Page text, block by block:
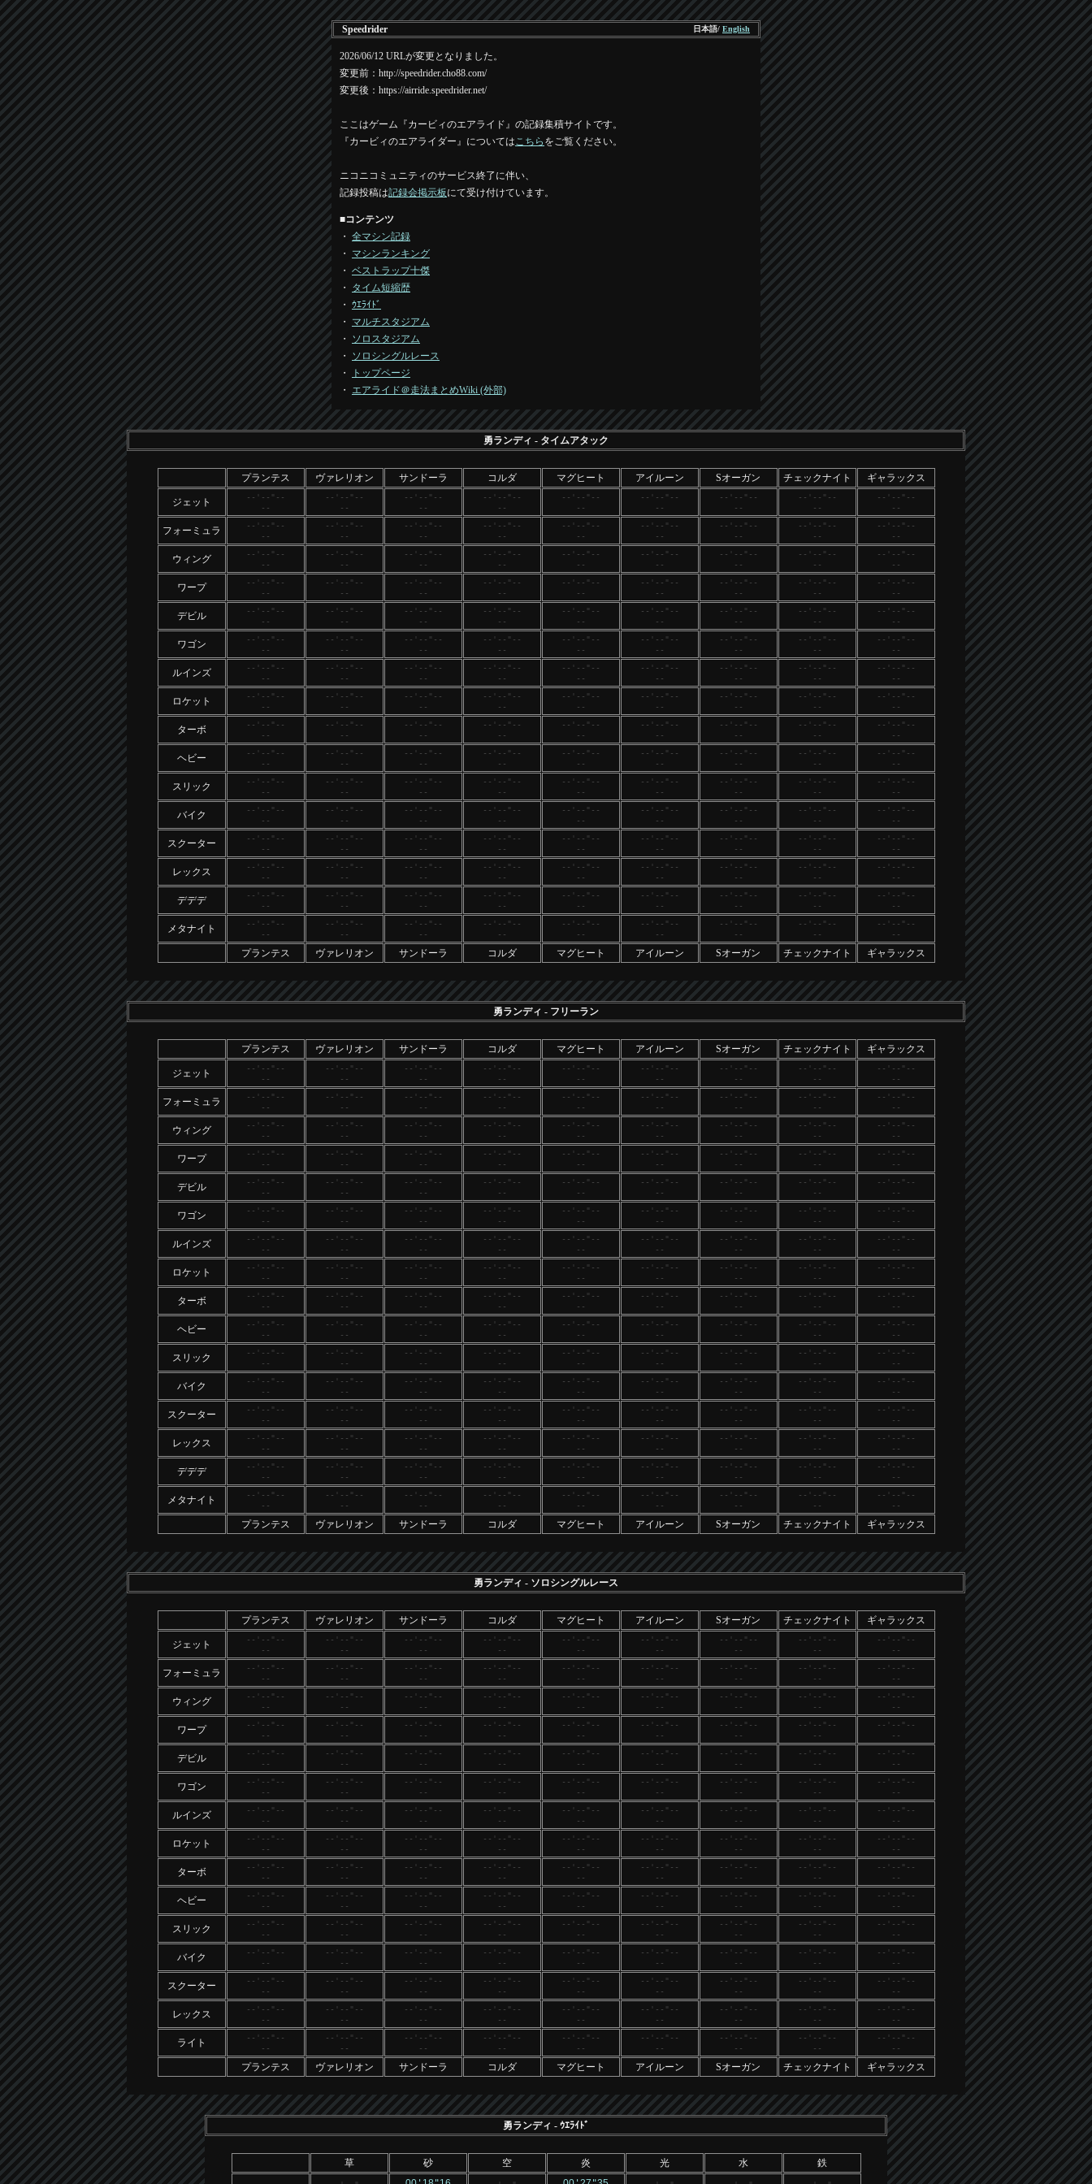
Speedrider 日本語/ English
2026/06/12 URLが変更となりました。
変更前：http://speedrider.cho88.com/
変更後：https://airride.speedrider.net/
ここはゲーム『カービィのエアライド』の記録集積サイトです。
『カービィのエアライダー』についてはこちら をご覧ください。
ニコニコミュニティのサービス終了に伴い、
記録投稿は記録会掲示板にて受け付けています。
■コンテンツ
・ 全マシン記録
・ マシンランキング
・ ベストラップ十傑
・ タイム短縮歴
・ ｳｴﾗｲﾄﾞ
・ マルチスタジアム
・ ソロスタジアム
・ ソロシングルレース
・
トップページ
・ エアライド＠走法まとめWiki (外部)
勇ランディ - タイムアタック
プランテス ヴァレリオン サンドーラ コルダ マグヒート アイルーン Sオーガン チェックナイト ギャラックス
ジェット
--'--"--
--
--'--"--
--
--'--"--
--
--'--"--
--
--'--"--
--
--'--"--
--
--'--"--
--
--'--"--
--
--'--"--
--
フォーミュラ
--'--"--
--
--'--"--
--
--'--"--
--
--'--"--
--
--'--"--
--
--'--"--
--
--'--"--
--
--'--"--
--
--'--"--
--
ウィング
--'--"--
--
--'--"--
--
--'--"--
--
--'--"--
--
--'--"--
--
--'--"--
--
--'--"--
--
--'--"--
--
--'--"--
--
ワープ
--'--"--
--
--'--"--
--
--'--"--
--
--'--"--
--
--'--"--
--
--'--"--
--
--'--"--
--
--'--"--
--
--'--"--
--
デビル
--'--"--
--
--'--"--
--
--'--"--
--
--'--"--
--
--'--"--
--
--'--"--
--
--'--"--
--
--'--"--
--
--'--"--
--
ワゴン
--'--"--
--
--'--"--
--
--'--"--
--
--'--"--
--
--'--"--
--
--'--"--
--
--'--"--
--
--'--"--
--
--'--"--
--
ルインズ
--'--"--
--
--'--"--
--
--'--"--
--
--'--"--
--
--'--"--
--
--'--"--
--
--'--"--
--
--'--"--
--
--'--"--
--
ロケット
--'--"--
--
--'--"--
--
--'--"--
--
--'--"--
--
--'--"--
--
--'--"--
--
--'--"--
--
--'--"--
--
--'--"--
--
ターボ
--'--"--
--
--'--"--
--
--'--"--
--
--'--"--
--
--'--"--
--
--'--"--
--
--'--"--
--
--'--"--
--
--'--"--
--
ヘビー
--'--"--
--
--'--"--
--
--'--"--
--
--'--"--
--
--'--"--
--
--'--"--
--
--'--"--
--
--'--"--
--
--'--"--
--
スリック
--'--"--
--
--'--"--
--
--'--"--
--
--'--"--
--
--'--"--
--
--'--"--
--
--'--"--
--
--'--"--
--
--'--"--
--
バイク
--'--"--
--
--'--"--
--
--'--"--
--
--'--"--
--
--'--"--
--
--'--"--
--
--'--"--
--
--'--"--
--
--'--"--
--
スクーター
--'--"--
--
--'--"--
--
--'--"--
--
--'--"--
--
--'--"--
--
--'--"--
--
--'--"--
--
--'--"--
--
--'--"--
--
レックス
--'--"--
--
--'--"--
--
--'--"--
--
--'--"--
--
--'--"--
--
--'--"--
--
--'--"--
--
--'--"--
--
--'--"--
--
デデデ
--'--"--
--
--'--"--
--
--'--"--
--
--'--"--
--
--'--"--
--
--'--"--
--
--'--"--
--
--'--"--
--
--'--"--
--
メタナイト
--'--"--
--
--'--"--
--
--'--"--
--
--'--"--
--
--'--"--
--
--'--"--
--
--'--"--
--
--'--"--
--
--'--"--
--
プランテス ヴァレリオン サンドーラ コルダ マグヒート アイルーン Sオーガン チェックナイト ギャラックス
勇ランディ - フリーラン
プランテス ヴァレリオン サンドーラ コルダ マグヒート アイルーン Sオーガン チェックナイト ギャラックス
ジェット
--'--"--
--
--'--"--
--
--'--"--
--
--'--"--
--
--'--"--
--
--'--"--
--
--'--"--
--
--'--"--
--
--'--"--
--
フォーミュラ
--'--"--
--
--'--"--
--
--'--"--
--
--'--"--
--
--'--"--
--
--'--"--
--
--'--"--
--
--'--"--
--
--'--"--
--
ウィング
--'--"--
--
--'--"--
--
--'--"--
--
--'--"--
--
--'--"--
--
--'--"--
--
--'--"--
--
--'--"--
--
--'--"--
--
ワープ
--'--"--
--
--'--"--
--
--'--"--
--
--'--"--
--
--'--"--
--
--'--"--
--
--'--"--
--
--'--"--
--
--'--"--
--
デビル
--'--"--
--
--'--"--
--
--'--"--
--
--'--"--
--
--'--"--
--
--'--"--
--
--'--"--
--
--'--"--
--
--'--"--
--
ワゴン
--'--"--
--
--'--"--
--
--'--"--
--
--'--"--
--
--'--"--
--
--'--"--
--
--'--"--
--
--'--"--
--
--'--"--
--
ルインズ
--'--"--
--
--'--"--
--
--'--"--
--
--'--"--
--
--'--"--
--
--'--"--
--
--'--"--
--
--'--"--
--
--'--"--
--
ロケット
--'--"--
--
--'--"--
--
--'--"--
--
--'--"--
--
--'--"--
--
--'--"--
--
--'--"--
--
--'--"--
--
--'--"--
--
ターボ
--'--"--
--
--'--"--
--
--'--"--
--
--'--"--
--
--'--"--
--
--'--"--
--
--'--"--
--
--'--"--
--
--'--"--
--
ヘビー
--'--"--
--
--'--"--
--
--'--"--
--
--'--"--
--
--'--"--
--
--'--"--
--
--'--"--
--
--'--"--
--
--'--"--
--
スリック
--'--"--
--
--'--"--
--
--'--"--
--
--'--"--
--
--'--"--
--
--'--"--
--
--'--"--
--
--'--"--
--
--'--"--
--
バイク
--'--"--
--
--'--"--
--
--'--"--
--
--'--"--
--
--'--"--
--
--'--"--
--
--'--"--
--
--'--"--
--
--'--"--
--
スクーター
--'--"--
--
--'--"--
--
--'--"--
--
--'--"--
--
--'--"--
--
--'--"--
--
--'--"--
--
--'--"--
--
--'--"--
--
レックス
--'--"--
--
--'--"--
--
--'--"--
--
--'--"--
--
--'--"--
--
--'--"--
--
--'--"--
--
--'--"--
--
--'--"--
--
デデデ
--'--"--
--
--'--"--
--
--'--"--
--
--'--"--
--
--'--"--
--
--'--"--
--
--'--"--
--
--'--"--
--
--'--"--
--
メタナイト
--'--"--
--
--'--"--
--
--'--"--
--
--'--"--
--
--'--"--
--
--'--"--
--
--'--"--
--
--'--"--
--
--'--"--
--
プランテス ヴァレリオン サンドーラ コルダ マグヒート アイルーン Sオーガン チェックナイト ギャラックス
勇ランディ - ソロシングルレース
プランテス ヴァレリオン サンドーラ コルダ マグヒート アイルーン Sオーガン チェックナイト ギャラックス
ジェット
--'--"--
--
--'--"--
--
--'--"--
--
--'--"--
--
--'--"--
--
--'--"--
--
--'--"--
--
--'--"--
--
--'--"--
--
フォーミュラ
--'--"--
--
--'--"--
--
--'--"--
--
--'--"--
--
--'--"--
--
--'--"--
--
--'--"--
--
--'--"--
--
--'--"--
--
ウィング
--'--"--
--
--'--"--
--
--'--"--
--
--'--"--
--
--'--"--
--
--'--"--
--
--'--"--
--
--'--"--
--
--'--"--
--
ワープ
--'--"--
--
--'--"--
--
--'--"--
--
--'--"--
--
--'--"--
--
--'--"--
--
--'--"--
--
--'--"--
--
--'--"--
--
デビル
--'--"--
--
--'--"--
--
--'--"--
--
--'--"--
--
--'--"--
--
--'--"--
--
--'--"--
--
--'--"--
--
--'--"--
--
ワゴン
--'--"--
--
--'--"--
--
--'--"--
--
--'--"--
--
--'--"--
--
--'--"--
--
--'--"--
--
--'--"--
--
--'--"--
--
ルインズ
--'--"--
--
--'--"--
--
--'--"--
--
--'--"--
--
--'--"--
--
--'--"--
--
--'--"--
--
--'--"--
--
--'--"--
--
ロケット
--'--"--
--
--'--"--
--
--'--"--
--
--'--"--
--
--'--"--
--
--'--"--
--
--'--"--
--
--'--"--
--
--'--"--
--
ターボ
--'--"--
--
--'--"--
--
--'--"--
--
--'--"--
--
--'--"--
--
--'--"--
--
--'--"--
--
--'--"--
--
--'--"--
--
ヘビー
--'--"--
--
--'--"--
--
--'--"--
--
--'--"--
--
--'--"--
--
--'--"--
--
--'--"--
--
--'--"--
--
--'--"--
--
スリック
--'--"--
--
--'--"--
--
--'--"--
--
--'--"--
--
--'--"--
--
--'--"--
--
--'--"--
--
--'--"--
--
--'--"--
--
バイク
--'--"--
--
--'--"--
--
--'--"--
--
--'--"--
--
--'--"--
--
--'--"--
--
--'--"--
--
--'--"--
--
--'--"--
--
スクーター
--'--"--
--
--'--"--
--
--'--"--
--
--'--"--
--
--'--"--
--
--'--"--
--
--'--"--
--
--'--"--
--
--'--"--
--
レックス
--'--"--
--
--'--"--
--
--'--"--
--
--'--"--
--
--'--"--
--
--'--"--
--
--'--"--
--
--'--"--
--
--'--"--
--
ライト
--'--"--
--
--'--"--
--
--'--"--
--
--'--"--
--
--'--"--
--
--'--"--
--
--'--"--
--
--'--"--
--
--'--"--
--
プランテス ヴァレリオン サンドーラ コルダ マグヒート アイルーン Sオーガン チェックナイト ギャラックス
勇ランディ - ｳｴﾗｲﾄﾞ
草 砂 空 炎 光 水 鉄